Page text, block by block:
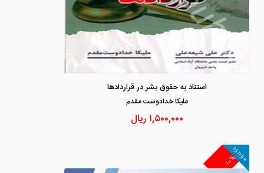
استناد به حقوق بشر در قراردادها
مليكا خدادوست مقدم
۱,۵۰۰,۰۰۰ ریال
۱۰%
موجود